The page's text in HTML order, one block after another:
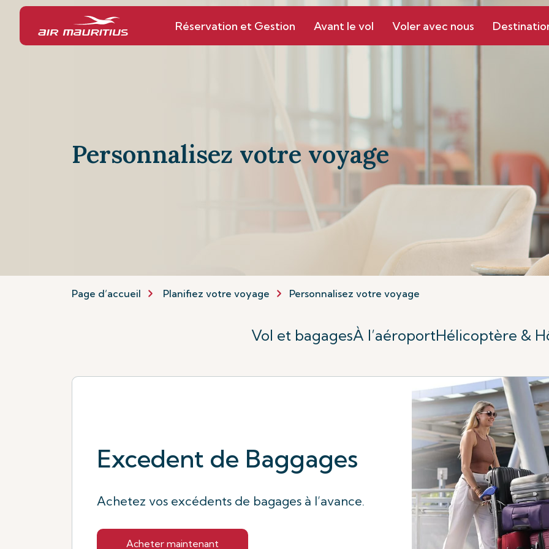
Réservation et Gestion Avant le vol Voler avec nous
Personnalisez votre voyage
Page d’accueil Planifiez votre voyage Personnalisez votre voyage
Vol et bagagesÀ l’aéroportHélicoptère &
Excedent de Baggages
Achetez vos excédents de bagages à l’avance.
Acheter maintenant